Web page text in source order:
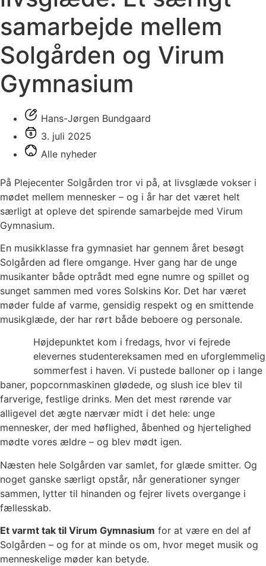
samarbejde mellem
Solgården og Virum
Gymnasium
Hans-Jørgen Bundgaard
3. juli 2025
Alle nyheder
På Plejecenter Solgården tror vi på, at livsglæde vokser i
mødet mellem mennesker – og i år har det været helt
særligt at opleve det spirende samarbejde med Virum
Gymnasium.
En musikklasse fra gymnasiet har gennem året besøgt
Solgården ad flere omgange. Hver gang har de unge
musikanter både optrådt med egne numre og spillet og
sunget sammen med vores Solskins Kor. Det har været
møder fulde af varme, gensidig respekt og en smittende
musikglæde, der har rørt både beboere og personale.
Højdepunktet kom i fredags, hvor vi fejrede
elevernes studentereksamen med en uforglemmelig
sommerfest i haven. Vi pustede balloner op i lange
baner, popcornmaskinen glødede, og slush ice blev til
farverige, festlige drinks. Men det mest rørende var
alligevel det ægte nærvær midt i det hele: unge
mennesker, der med høflighed, åbenhed og hjertelighed
mødte vores ældre – og blev mødt igen.
Næsten hele Solgården var samlet, for glæde smitter. Og
noget ganske særligt opstår, når generationer synger
sammen, lytter til hinanden og fejrer livets overgange i
fællesskab.
Et varmt tak til Virum Gymnasium for at være en del af
Solgården – og for at minde os om, hvor meget musik og
menneskelige møder kan betyde.